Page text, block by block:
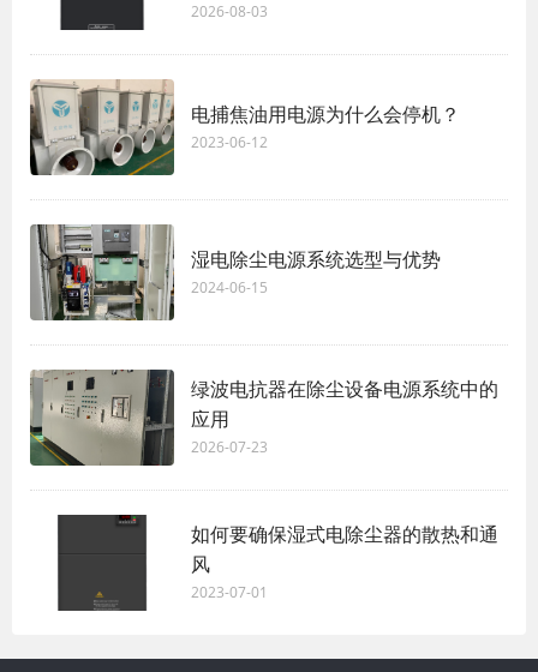
2026-08-03
电捕焦油用电源为什么会停机？
2023-06-12
湿电除尘电源系统选型与优势
2024-06-15
绿波电抗器在除尘设备电源系统中的
应用
2026-07-23
如何要确保湿式电除尘器的散热和通
风
2023-07-01